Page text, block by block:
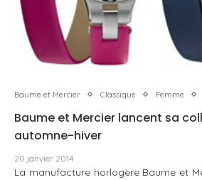
Baume et Mercier Classique Femme
Baume et Mercier lancent sa
automne-hiver
20 janvier 2014
La manufacture horlogère Baume et